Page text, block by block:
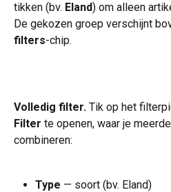
tikken (bv. Eland) om alleen
De gekozen groep verschijnt
filters-chip.
Volledig filter. Tik op het
Filter te openen, waar je
combineren:
Type — soort (bv. Eland)